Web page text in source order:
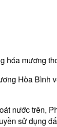
hóa mương
Hòa
nước trên,
sử dụng